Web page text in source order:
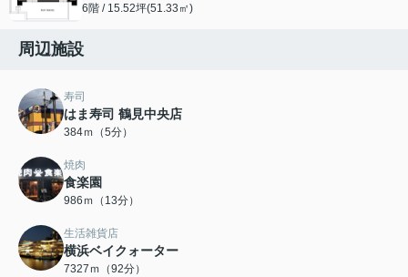
6階 / 15.52坪(51.33㎡)
周辺施設
寿司
はま寿司 鶴見中央店
384ｍ（5分）
焼肉
食楽園
986ｍ（13分）
生活雑貨店
横浜ベイクォーター
7327ｍ（92分）